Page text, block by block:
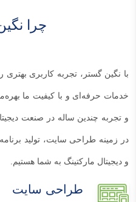
چرا
با نگین گستر، تجربه کاربری بهتری
خدمات حرفه‌ای و با کیفیت ما
و تجربه چندین ساله در صنعت
در زمینه طراحی سایت، تولید
و دیجیتال مارکتینگ به شما هستیم.
طراحی سایت